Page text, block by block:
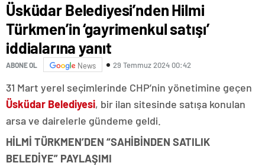
Üsküdar Belediyesi’nden Hilmi
Türkmen’in ‘gayrimenkul satışı’
iddialarına yanıt
ABONE OL News 29 Temmuz 2024 00:42
31 Mart yerel seçimlerinde CHP’nin yönetimine geçen
Üsküdar Belediyesi, bir ilan sitesinde satışa konulan
arsa ve dairelerle gündeme geldi.
HİLMİ TÜRKMEN’DEN “SAHİBİNDEN SATILIK
BELEDİYE” PAYLAŞIMI